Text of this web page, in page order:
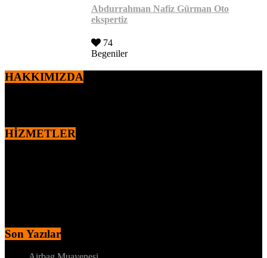
Abdurrahman Nafiz Gürman Oto
ekspertiz
74
Begeniler
HAKKIMIZDA
HİZMETLER
Son Yazılar